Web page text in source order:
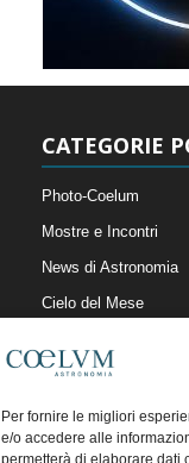
Per fornire le migliori
e/o accedere alle
permetterà di elaborare dati
CATEGORIE
Photo-Coelum
Mostre e Incontri
News di Astronomia
Cielo del Mese
Articoli e Risorse On-
Il Blog della